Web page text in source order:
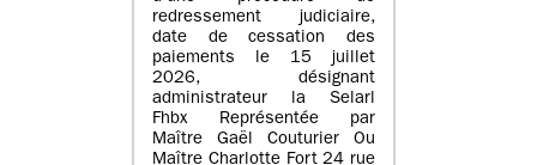
redressement judiciaire,
date de cessation des
paiements le 15 juillet
2026, désignant
administrateur la Selarl
Fhbx Représentée par
Maître Gaël Couturier Ou
Maître Charlotte Fort 24 rue